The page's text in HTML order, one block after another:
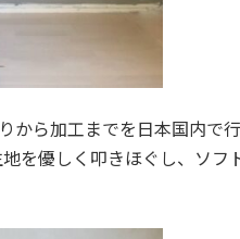
から加工までを日本国内で
を優しく叩きほぐし、ソフ